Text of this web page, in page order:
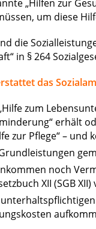
„Hilfen zur
um diese
die
in § 264
das
zum
erhält
zur Pflege“ –
noch
XII (SGB